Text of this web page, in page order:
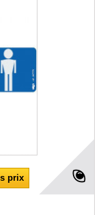
prix